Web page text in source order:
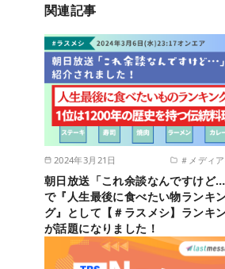
関連記事
2024年3月21日 ＃メディ
朝日放送「これ余談なんですけど…
で『人生最後に食べたい物ランキ
グ』として【＃ラスメシ】ランキ
が話題になりました！